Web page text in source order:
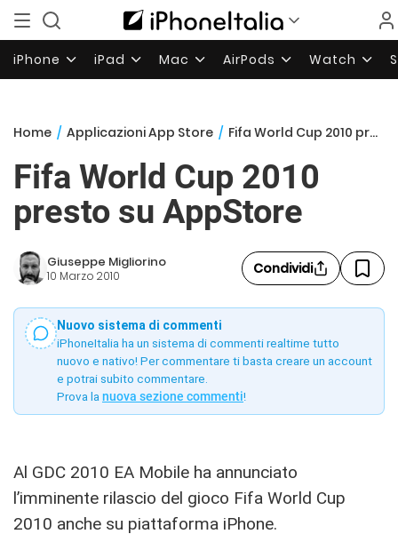
iPhone iPad Mac AirPods Watch
Home / Applicazioni App Store / Fifa World Cup 2010 presto su AppStore
Fifa World Cup 2010
presto su AppStore
Giuseppe Migliorino
10 Marzo 2010 Condividi
Nuovo sistema di commenti
iPhoneItalia ha un sistema di commenti realtime tutto
nuovo e nativo! Per commentare ti basta creare un account
e potrai subito commentare.
Prova la nuova sezione commenti!
Al GDC 2010 EA Mobile ha annunciato
l’imminente rilascio del gioco Fifa World Cup
2010 anche su piattaforma iPhone.